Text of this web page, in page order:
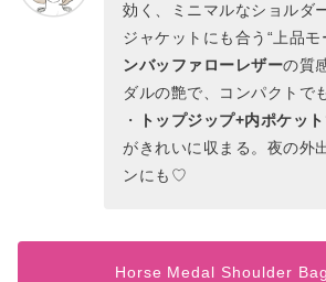
効く、ミニマルなショルダ
ジャケットにも合う“上品モ
ンバッファローレザーの質
ダルの艶で、コンパクトで
・
トップジップ+内ポケット
がきれいに収まる。夜の外
ンにも♡
Horse Medal Shoulder